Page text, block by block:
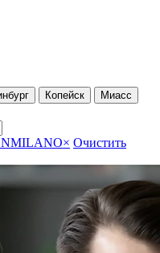
Копейск
Миасс
× Очистить